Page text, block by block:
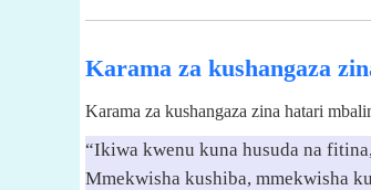
Karama za kushangaza
Karama za kushangaza zina hatari
“Ikiwa kwenu kuna husuda na
Mmekwisha kushiba, mmekwisha